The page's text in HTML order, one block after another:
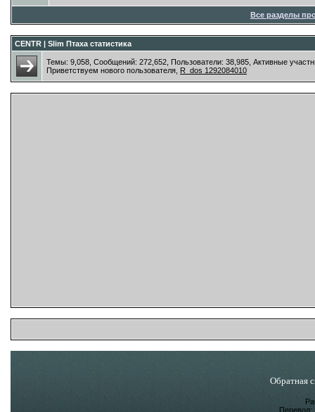
Все разделы
CENTR | Slim Птаха статистика
Темы: 9,058, Сообщений: 272,652, Пользователи: 38,985, Активные
Приветствуем нового пользователя, R_dos 1292084010
Обратная
Перевод: